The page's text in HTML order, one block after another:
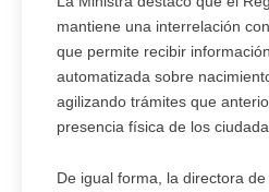
mantiene una interrelación
que permite recibir
automatizada sobre
agilizando trámites que
presencia física de los
De igual forma, la directora